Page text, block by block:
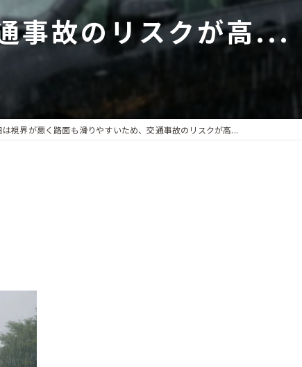
スタッフ紹介
当院の設備医療機器
ブログ
事故のリスクが高...
は視界が悪く路面も滑りやすいため、交通事故のリスクが高...